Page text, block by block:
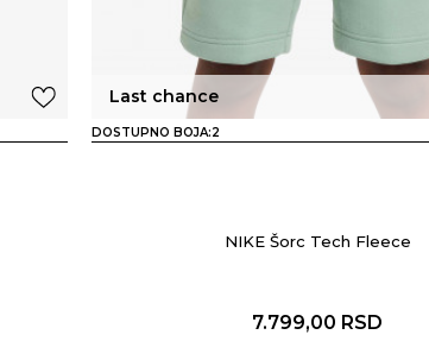
Last chance
DOSTUPNO BOJA:2
NIKE Šorc Tech Fleece
7.799,00 RSD